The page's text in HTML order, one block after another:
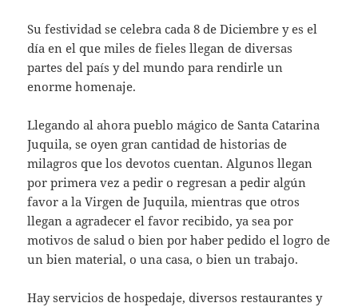
Su festividad se celebra cada 8 de Diciembre y es el
día en el que miles de fieles llegan de diversas
partes del país y del mundo para rendirle un
enorme homenaje.
Llegando al ahora pueblo mágico de Santa Catarina
Juquila, se oyen gran cantidad de historias de
milagros que los devotos cuentan. Algunos llegan
por primera vez a pedir o regresan a pedir algún
favor a la Virgen de Juquila, mientras que otros
llegan a agradecer el favor recibido, ya sea por
motivos de salud o bien por haber pedido el logro de
un bien material, o una casa, o bien un trabajo.
Hay servicios de hospedaje, diversos restaurantes y